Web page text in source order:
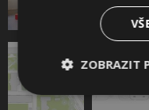
ZOBRAZIT
Nezbytně